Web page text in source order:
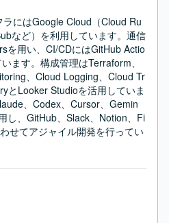
にはGoogle Cloud（Cloud Ru
など）を利用しています。通信
を用い、CI/CDにはGitHub Actio
ます。構成管理はTerraform、
、Cloud Logging、Cloud Tr
とLooker Studioを活用していま
、Codex、Cursor、Gemin
し、GitHub、Slack、Notion、Fi
せてアジャイル開発を行ってい